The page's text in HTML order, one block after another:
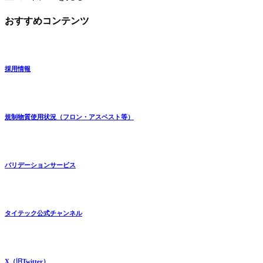
おすすめコンテンツ
採用情報
規制物質使用状況（フロン・アスベスト等）
バリデーションサービス
タイテック公式チャンネル
X（旧Twitter）